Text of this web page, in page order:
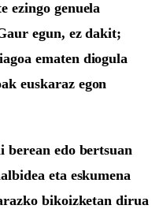
ezingo genuela
egun, ez dakit;
ematen diogula
euskaraz egon
berean edo bertsuan
eta eskumena
bikoizketan dirua